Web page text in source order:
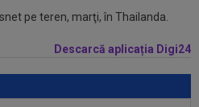
pe teren, marţi, în Thailanda.
Descarcă aplicația Digi24
Champions League